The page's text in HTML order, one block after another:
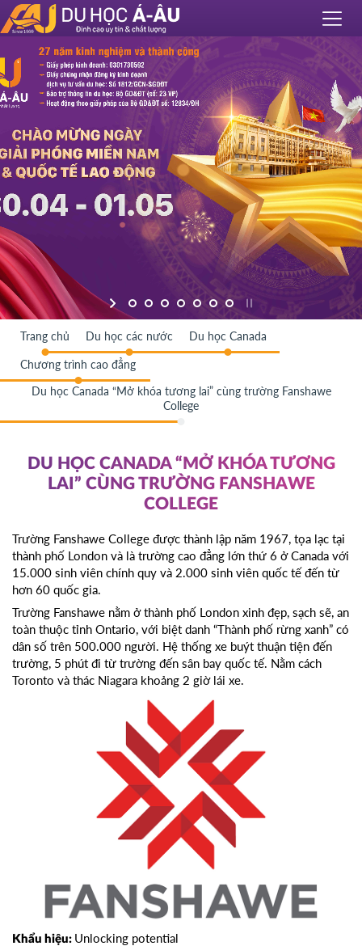
Trang chủ Du học các nước Du học Canada
Chương trình cao đẳng
Du học Canada “Mở khóa tương lai” cùng trường Fanshawe
College
DU HỌC CANADA “MỞ KHÓA TƯƠNG
LAI” CÙNG TRƯỜNG FANSHAWE
COLLEGE
Trường Fanshawe College được thành lập năm 1967, tọa lạc tại
thành phố London và là trường cao đẳng lớn thứ 6 ở Canada với
15.000 sinh viên chính quy và 2.000 sinh viên quốc tế đến từ
hơn 60 quốc gia.
Trường Fanshawe nằm ở thành phố London xinh đẹp, sạch sẽ, an
toàn thuộc tỉnh Ontario, với biệt danh “Thành phố rừng xanh” có
dân số trên 500.000 người. Hệ thống xe buýt thuận tiện đến
trường, 5 phút đi từ trường đến sân bay quốc tế. Nằm cách
Toronto và thác Niagara khoảng 2 giờ lái xe.
Khẩu hiệu: Unlocking potential